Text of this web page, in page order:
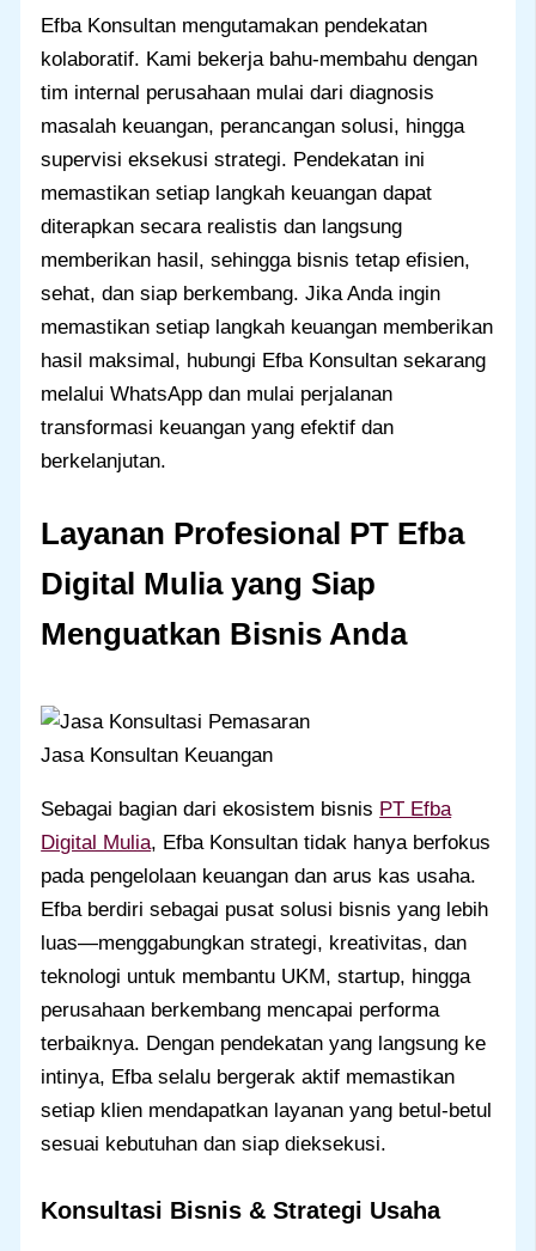
Efba Konsultan mengutamakan pendekatan
kolaboratif. Kami bekerja bahu-membahu dengan
tim internal perusahaan mulai dari diagnosis
masalah keuangan, perancangan solusi, hingga
supervisi eksekusi strategi. Pendekatan ini
memastikan setiap langkah keuangan dapat
diterapkan secara realistis dan langsung
memberikan hasil, sehingga bisnis tetap efisien,
sehat, dan siap berkembang. Jika Anda ingin
memastikan setiap langkah keuangan memberikan
hasil maksimal, hubungi Efba Konsultan sekarang
melalui WhatsApp dan mulai perjalanan
transformasi keuangan yang efektif dan
berkelanjutan.
Layanan Profesional PT Efba
Digital Mulia yang Siap
Menguatkan Bisnis Anda
Jasa Konsultan Keuangan
Sebagai bagian dari ekosistem bisnis PT Efba
Digital Mulia, Efba Konsultan tidak hanya berfokus
pada pengelolaan keuangan dan arus kas usaha.
Efba berdiri sebagai pusat solusi bisnis yang lebih
luas—menggabungkan strategi, kreativitas, dan
teknologi untuk membantu UKM, startup, hingga
perusahaan berkembang mencapai performa
terbaiknya. Dengan pendekatan yang langsung ke
intinya, Efba selalu bergerak aktif memastikan
setiap klien mendapatkan layanan yang betul-betul
sesuai kebutuhan dan siap dieksekusi.
Konsultasi Bisnis & Strategi Usaha